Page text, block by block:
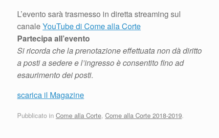
L’evento sarà trasmesso in diretta streaming sul
canaleYouTube di Come alla Corte
Partecipa all’evento
Si ricorda che la prenotazione effettuata non dà diritto
a posti a sedere e l’ingresso è consentito fino ad
esaurimento dei posti.
scarica il Magazine
Pubblicato in Come alla Corte, Come alla Corte 2018-2019.